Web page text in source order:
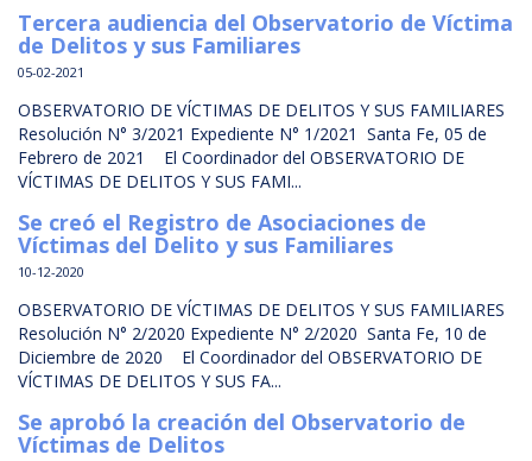
Tercera audiencia del Observatorio de Víctima
de Delitos y sus Familiares
05-02-2021
OBSERVATORIO DE VÍCTIMAS DE DELITOS Y SUS FAMILIARES
Resolución N° 3/2021 Expediente N° 1/2021 Santa Fe, 05 de
Febrero de 2021 El Coordinador del OBSERVATORIO DE
VÍCTIMAS DE DELITOS Y SUS FAMI...
Se creó el Registro de Asociaciones de
Víctimas del Delito y sus Familiares
10-12-2020
OBSERVATORIO DE VÍCTIMAS DE DELITOS Y SUS FAMILIARES
Resolución N° 2/2020 Expediente N° 2/2020 Santa Fe, 10 de
Diciembre de 2020 El Coordinador del OBSERVATORIO DE
VÍCTIMAS DE DELITOS Y SUS FA...
Se aprobó la creación del Observatorio de
Víctimas de Delitos